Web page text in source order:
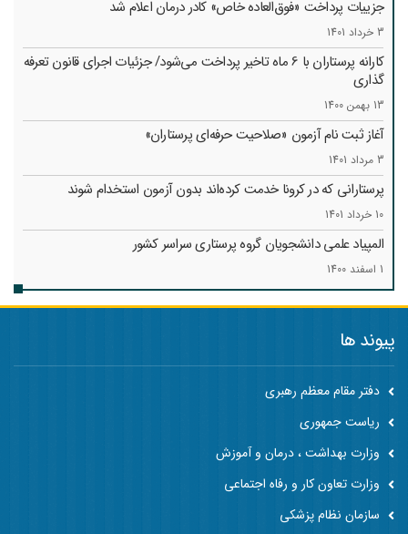
جزییات پرداخت «فوق‌العاده خاص» کادر درمان اعلام شد
3 خرداد 1401
کارانه‌ پرستاران با 6 ماه تاخیر پرداخت می‌شود/ جزئیات اجرای قانون تعرفه
گذاری
13 بهمن 1400
آغاز ثبت نام آزمون «صلاحیت حرفه‌ای پرستاران»
3 مرداد 1401
پرستارانی که در کرونا خدمت کرد‌ه‌اند بدون آزمون استخدام شوند
10 خرداد 1401
المپیاد علمی دانشجویان گروه پرستاری سراسر کشور
1 اسفند 1400
پیوند ها
دفتر مقام معظم رهبری
ریاست جمهوری
وزارت بهداشت ، درمان و آموزش
وزارت تعاون کار و رفاه اجتماعی
سازمان نظام پزشکی